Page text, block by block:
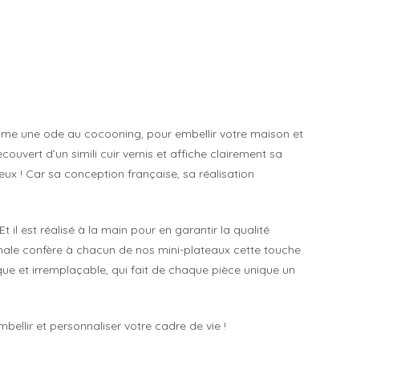
une ode au cocooning, pour embellir votre maison et
d’un simili cuir vernis et affiche clairement sa
! Car sa conception française, sa réalisation
il est réalisé à la main pour en garantir la qualité
confère à chacun de nos mini-plateaux cette touche
et irremplaçable, qui fait de chaque pièce unique un
et personnaliser votre cadre de vie !